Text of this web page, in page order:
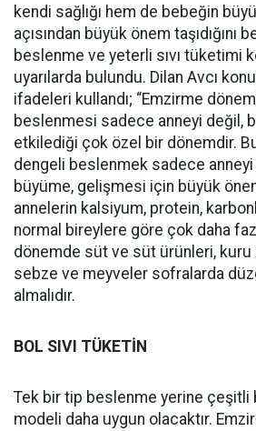
kendi sağlığı hem de bebeğin
açısından büyük önem taşıdığını
beslenme ve yeterli sıvı tüketimi
uyarılarda bulundu. Dilan Avcı
ifadeleri kullandı; “Emzirme
beslenmesi sadece anneyi değil,
etkilediği çok özel bir dönemdir.
dengeli beslenmek sadece
büyüme, gelişmesi için büyük
annelerin kalsiyum, protein,
normal bireylere göre çok daha
dönemde süt ve süt ürünleri, kuru
sebze ve meyveler sofralarda
almalıdır.
BOL SIVI TÜKETİN
Tek bir tip beslenme yerine çeşitli
modeli daha uygun olacaktır.